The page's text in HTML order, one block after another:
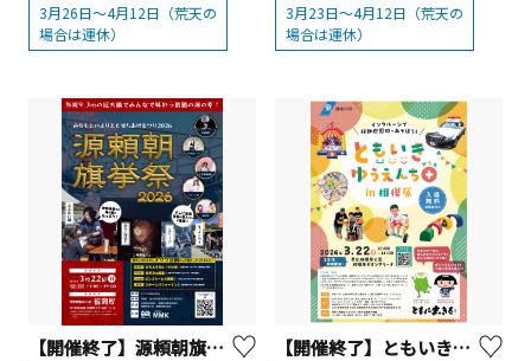
3月26日～4月12日（荒天の
場合は運休）
3月23日～4月12日（荒天の
場合は運休）
【開催終了】源頼朝旗挙祭2026【真鶴町】 【開催終了】ともいきゆうえんち+（プラス）in 相模原【相模原市】